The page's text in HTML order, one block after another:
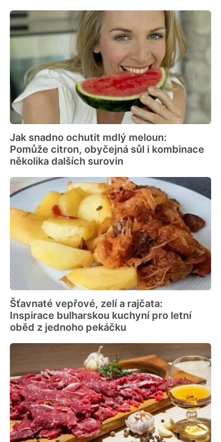
Jak snadno ochutit mdlý meloun:
Pomůže citron, obyčejná sůl i kombinace
několika dalších surovin
Šťavnaté vepřové, zelí a rajčata:
Inspirace bulharskou kuchyní pro letní
oběd z jednoho pekáčku